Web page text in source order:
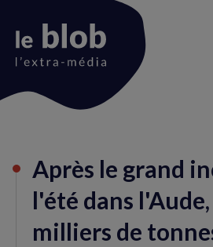
du
Après le grand
l'été dans l'Aude,
milliers de